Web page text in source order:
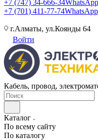
+7 (747) 34-666-34WhatsApp
+7 (701) 411-77-74WhatsApp
г.Алматы, ул.Коянды 64
Войти
Кабель, провод,
Каталог
По всему сайту
По каталогу